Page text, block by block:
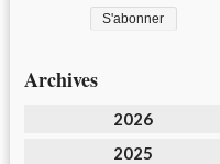
Archives
2026
2025